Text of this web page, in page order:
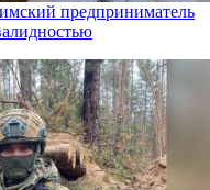
предприниматель